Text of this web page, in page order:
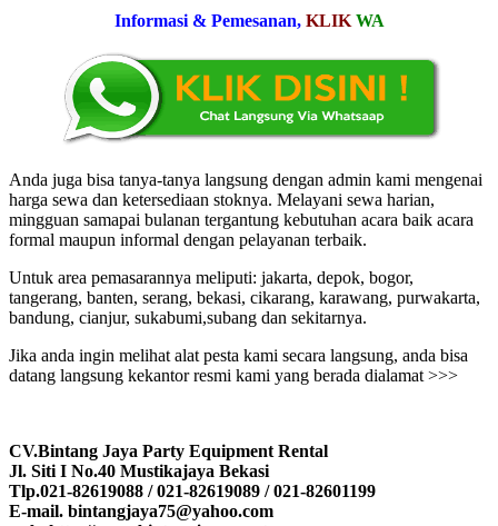
Informasi & Pemesanan, KLIK WA
Anda juga bisa tanya-tanya langsung dengan admin kami mengenai
harga sewa dan ketersediaan stoknya. Melayani sewa harian,
mingguan samapai bulanan tergantung kebutuhan acara baik acara
formal maupun informal dengan pelayanan terbaik.
Untuk area pemasarannya meliputi: jakarta, depok, bogor,
tangerang, banten, serang, bekasi, cikarang, karawang, purwakarta,
bandung, cianjur, sukabumi,subang dan sekitarnya.
Jika anda ingin melihat alat pesta kami secara langsung, anda bisa
datang langsung kekantor resmi kami yang berada dialamat >>>
CV.Bintang Jaya Party Equipment Rental
Jl. Siti I No.40 Mustikajaya Bekasi
Tlp.021-82619088 / 021-82619089 / 021-82601199
E-mail. bintangjaya75@yahoo.com